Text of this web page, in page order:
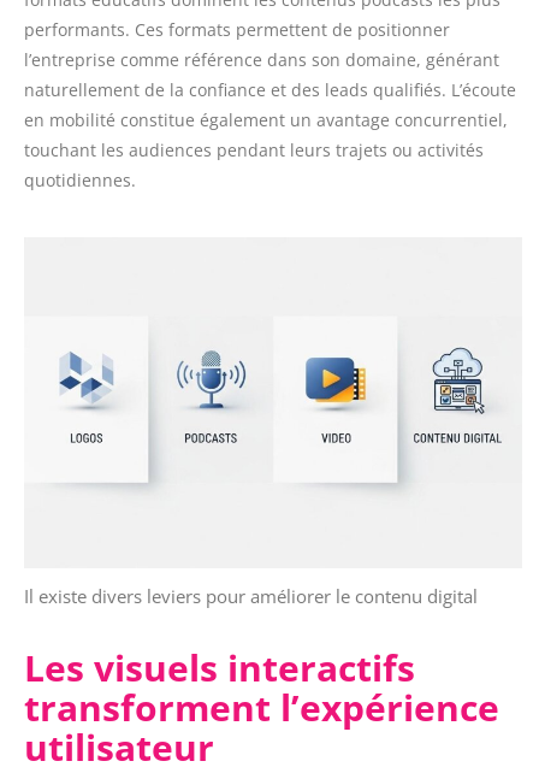
performants. Ces formats permettent de positionner
l’entreprise comme référence dans son domaine, générant
naturellement de la confiance et des leads qualifiés. L’écoute
en mobilité constitue également un avantage concurrentiel,
touchant les audiences pendant leurs trajets ou activités
quotidiennes.
Il existe divers leviers pour améliorer le contenu digital
Les visuels interactifs
transforment l’expérience
utilisateur